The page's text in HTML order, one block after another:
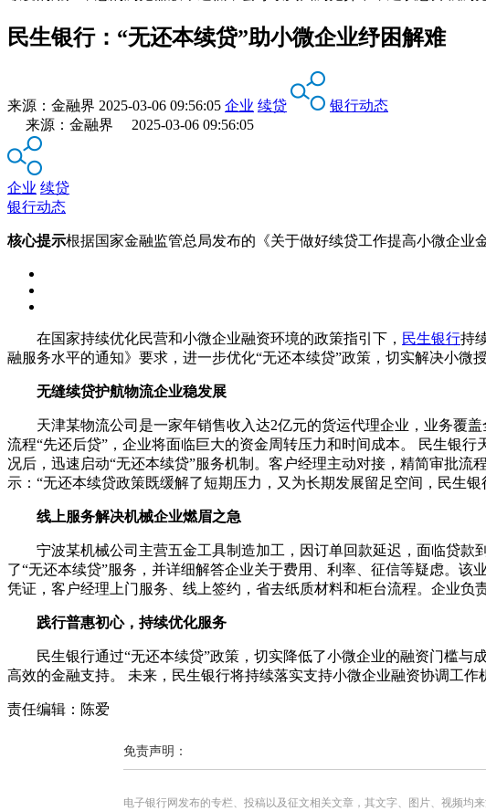
民生银行：“无还本续贷”助小微企业纾困解难
来源： 金融界 2025-03-06 09:56:05 企业 续贷
银行动态
来源：金融界 2025-03-06 09:56:05
企业 续贷
银行动态
核心提示根据国家金融监管总局发布的《关于做好续贷工作提高小微企业
在国家持续优化民营和小微企业融资环境的政策指引下， 民生银行持
融服务水平的通知》要求，进一步优化“无还本续贷”政策，切实解决小
无缝续贷护航物流企业稳发展
天津某物流公司是一家年销售收入达2亿元的货运代理企业，业务覆
流程“先还后贷”，企业将面临巨大的资金周转压力和时间成本。 民生银
况后，迅速启动“无还本续贷”服务机制。客户经理主动对接，精简审批
示：“无还本续贷政策既缓解了短期压力，又为长期发展留足空间，民生
线上服务解决机械企业燃眉之急
宁波某机械公司主营五金工具制造加工，因订单回款延迟，面临贷
了“无还本续贷”服务，并详细解答企业关于费用、利率、征信等疑虑。
凭证，客户经理上门服务、线上签约，省去纸质材料和柜台流程。企业负
践行普惠初心，持续优化服务
民生银行通过“无还本续贷”政策，切实降低了小微企业的融资门槛
高效的金融支持。 未来，民生银行将持续落实支持小微企业融资协调工作
责任编辑：陈爱
免责声明：
电子银行网发布的专栏、投稿以及征文相关文章，其文字、图片、视频均